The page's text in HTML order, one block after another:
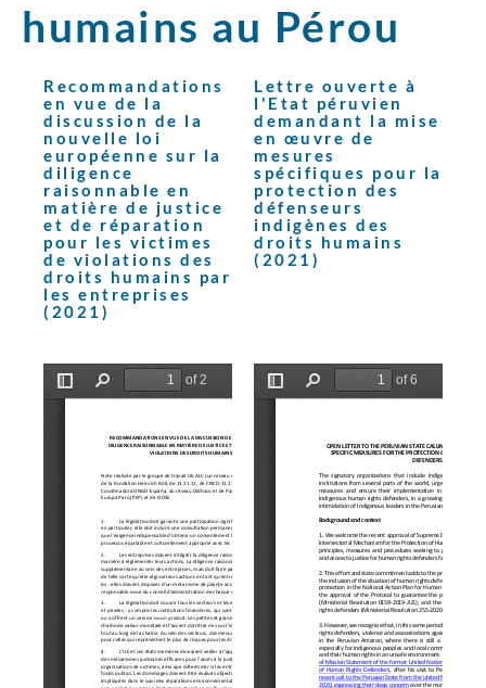
humains au Pérou
Recommandations
en vue de la
discussion de la
nouvelle loi
européenne sur la
diligence
raisonnable en
matière de justice
et de réparation
pour les victimes
de violations des
droits humains par
les entreprises
(2021)
Lettre ouverte à
l'Etat péruvien
demandant la mise
en œuvre de
mesures
spécifiques pour la
protection des
défenseurs
indigènes des
droits humains
(2021)